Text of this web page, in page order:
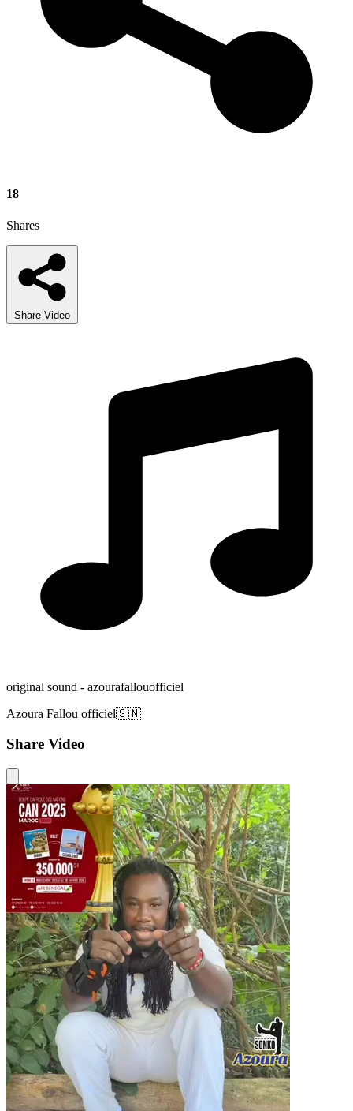
18
Shares
Share Video
original sound - azourafallouofficiel
Azoura Fallou officiel🇸🇳
Share Video